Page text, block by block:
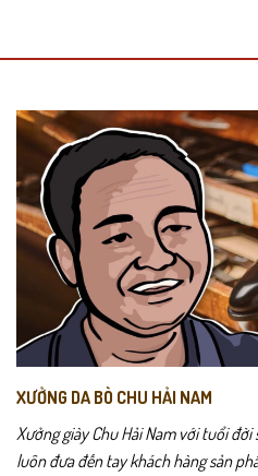
XƯỞNG DA BÒ CHU HẢI NAM
Xưởng giày Chu Hải Nam với tuổi
luôn đưa đến tay khách hàng sản